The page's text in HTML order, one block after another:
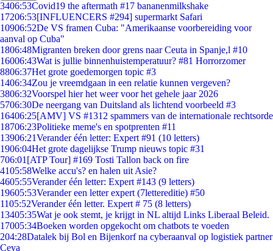
3406:53Covid19 the aftermath #17 bananenmilkshake
17206:53[INFLUENCERS #294] supermarkt Safari
10906:52De VS framen Cuba: "Amerikaanse voorbereiding voor
aanval op Cuba"
1806:48Migranten breken door grens naar Ceuta in Spanje,l #10
16006:43Wat is jullie binnenhuistemperatuur? #81 Horrorzomer
8806:37Het grote goedemorgen topic #3
1406:34Zou je vreemdgaan in een relatie kunnen vergeven?
3806:32Voorspel hier het weer voor het gehele jaar 2026
5706:30De neergang van Duitsland als lichtend voorbeeld #3
16406:25[AMV] VS #1312 spammers van de internationale rechtsorde
18706:23Politieke meme's en spotprenten #11
13906:21Verander één letter: Expert #91 (10 letters)
1906:04Het grote dagelijkse Trump nieuws topic #31
706:01 [ATP Tour] #169 Tosti Tallon back on fire
4105:58Welke accu's? en halen uit Asie?
4605:55Verander één letter: Expert #143 (9 letters)
19605:53Verander een letter expert (7lettereditie) #50
1105:52Verander één letter. Expert # 75 (8 letters)
13405:35Wat je ook stemt, je krijgt in NL altijd Links Liberaal Beleid.
17005:34Boeken worden opgekocht om chatbots te voeden
204:28Datalek bij Bol en Bijenkorf na cyberaanval op logistiek partner
Ceva